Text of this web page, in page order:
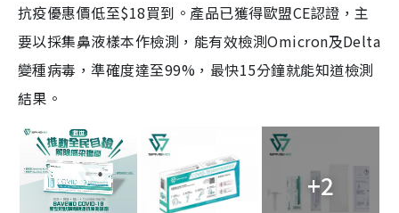
抗疫優惠價低至$18買到。產品已獲得歐盟CE認證，主
要以採集鼻液樣本作檢測，能有效檢測Omicron及Delta
變種病毒，準確度達至99%，最快15分鐘就能知道檢測
結果。
+2